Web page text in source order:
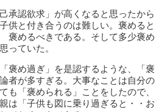
承認欲求」が高くなると思ったから
供と付き合うのは難しい。褒めると
褒めるべきである。そして多少褒め
っていた。
褒め過ぎ」を是認するような、「褒
者が多すぎる。大事なことは自分の
「褒められる」ことをしたので、
は「子供も図に乗り過ぎると・・お